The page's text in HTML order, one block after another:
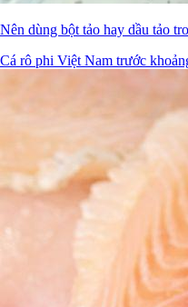
Nên dùng bột tảo hay dầu tảo
Cá rô phi Việt Nam trước